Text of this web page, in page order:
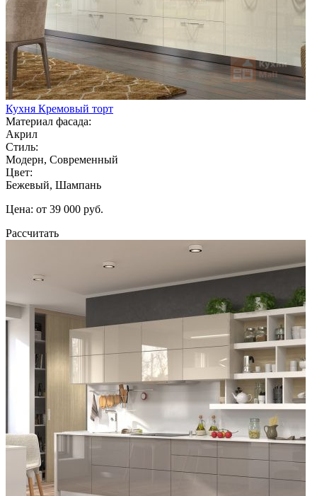
Кухня Кремовый торт
Материал фасада:
Акрил
Стиль:
Модерн, Современный
Цвет:
Бежевый, Шампань
Цена: от 39 000 руб.
Рассчитать